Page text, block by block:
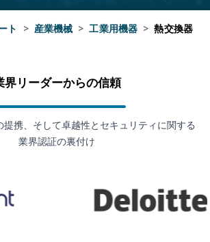
ト > 産業機械 > 工業用機器 > 熱交換器
界リーダーからの信頼
提携、そして卓越性とセキュリティに関する
業界認証の裏付け